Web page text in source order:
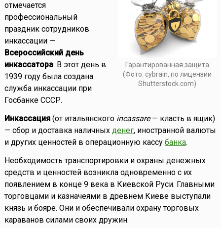
Гарантированная защита
(Фото: cybrain, по лицензии
Shutterstock.com)
отмечается
профессиональный
праздник сотрудников
инкассации —
Всероссийский день
инкассатора. В этот день в
1939 году была создана
служба инкассации при
Госбанке СССР.
Инкассация(от итальянского incassare— класть в ящик)
— сбор и доставка наличных денег, иностранной валюты
и других ценностей в операционную кассу банка.
Необходимость транспортировки и охраны денежных
средств и ценностей возникла одновременно с их
появлением в конце 9 века в Киевской Руси. Главными
торговцами и казначеями в древнем Киеве выступали
князь и бояре. Они и обеспечивали охрану торговых
караванов силами своих дружин.